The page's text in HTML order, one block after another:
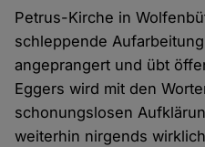
Petrus-Kirche in
schleppende
angeprangert und übt
Eggers wird mit den
schonungslosen
weiterhin nirgends